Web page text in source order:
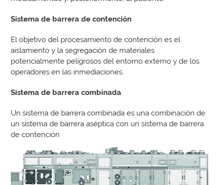
Sistema de barrera de contención
El objetivo del procesamiento de contención es el
aislamiento y la segregación de materiales
potencialmente peligrosos del entorno externo y de los
operadores en las inmediaciones.
Sistema de barrera combinada
Un sistema de barrera combinada es una combinación de
un sistema de barrera aséptica con un sistema de barrera
de contención